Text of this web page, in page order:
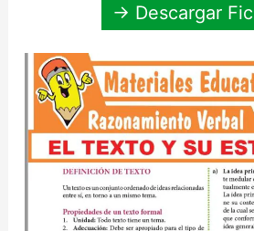
→ Descargar